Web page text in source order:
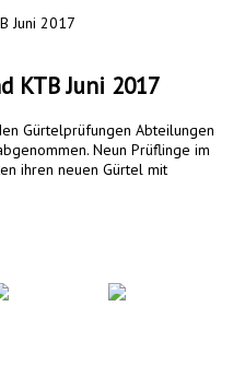
Juni 2017
KTB Juni 2017
Gürtelprüfungen Abteilungen
Neun Prüflinge im
ihren neuen Gürtel mit